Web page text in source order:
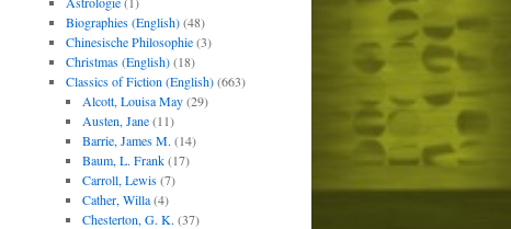
Biographies (English)(48)
Chinesische Philosophie(3)
Christmas (English)(18)
Classics of Fiction (English)(663)
Alcott, Louisa May(29)
Austen, Jane(11)
Barrie, James M. (14)
Baum, L. Frank(17)
Carroll, Lewis(7)
Cather, Willa(4)
Chesterton, G. K. (37)